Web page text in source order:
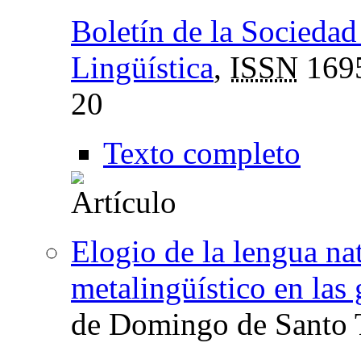
Boletín de la
Lingüística, ISSN
20
Texto completo
Elogio de la lengua
metalingüístico en las
de Domingo de Santo